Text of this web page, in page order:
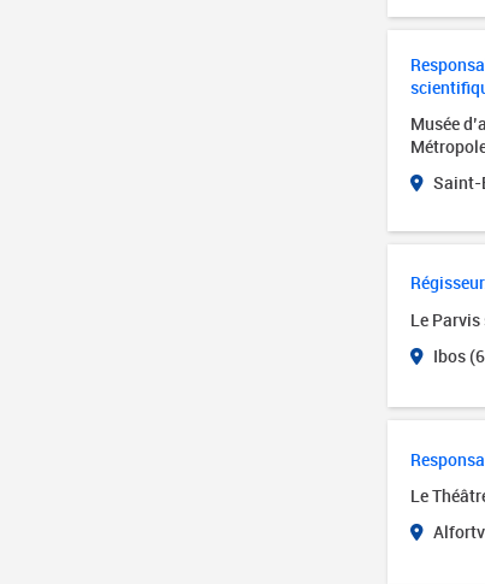
Musée
Saint-
Le
Ibos
Le